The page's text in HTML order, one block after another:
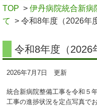
TOP > 伊丹病院統合新病
て > 令和8年度（2026年
令和8年度（2026
2026年7月7日 更新
統合新病院整備工事を令和５
工事の進捗状況を定点写真で